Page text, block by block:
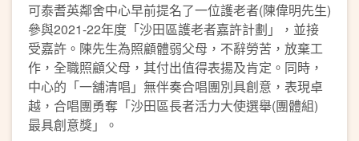
可泰耆英鄰舍中心早前提名了一位護老者(陳偉明先生)
參與2021-22年度「沙田區護老者嘉許計劃」，並接
受嘉許。陳先生為照顧體弱父母，不辭勞苦，放棄工
作，全職照顧父母，其付出值得表揚及肯定。同時，
中心的「一舖清唱」無伴奏合唱團別具創意，表現卓
越，合唱團勇奪「沙田區長者活力大使選舉(團體組)
最具創意獎」。